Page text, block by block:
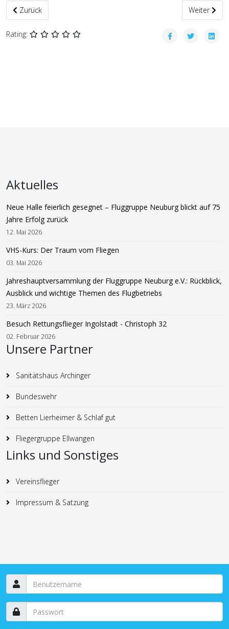
Vorheriger Beitrag: Endlich - der Flugschein!
Zurück Nächster
Weiter
Rating:
Aktuelles
Neue Halle feierlich gesegnet – Fluggruppe Neuburg blickt auf 75
Jahre Erfolg zurück
12. Mai 2026
VHS-Kurs: Der Traum vom Fliegen
03. Mai 2026
Jahreshauptversammlung der Fluggruppe Neuburg e.V.: Rückblick,
Ausblick und wichtige Themen des Flugbetriebs
23. März 2026
Besuch Rettungsflieger Ingolstadt - Christoph 32
02. Februar 2026
Unsere Partner
Sanitätshaus Archinger
Bundeswehr
Betten Lierheimer & Schlaf gut
Fliegergruppe Ellwangen
Links und Sonstiges
Vereinsflieger
Impressum & Satzung